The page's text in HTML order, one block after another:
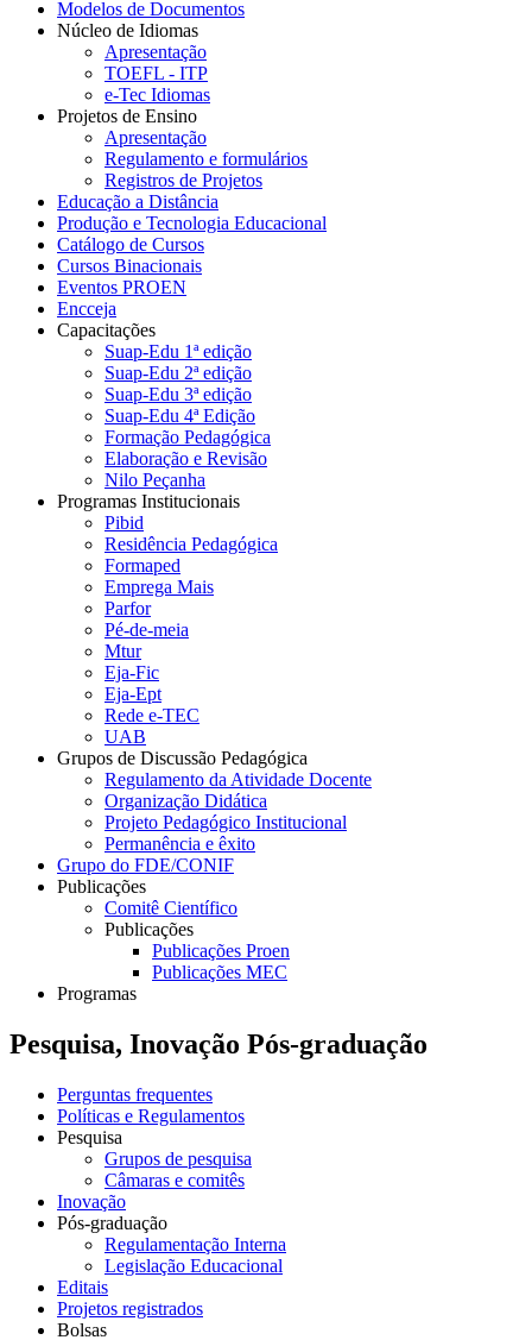
Modelos de Documentos
Núcleo de Idiomas
Apresentação
TOEFL - ITP
e-Tec Idiomas
Projetos de Ensino
Apresentação
Regulamento e formulários
Registros de Projetos
Educação a Distância
Produção e Tecnologia Educacional
Catálogo de Cursos
Cursos Binacionais
Eventos PROEN
Encceja
Capacitações
Suap-Edu 1ª edição
Suap-Edu 2ª edição
Suap-Edu 3ª edição
Suap-Edu 4ª Edição
Formação Pedagógica
Elaboração e Revisão
Nilo Peçanha
Programas Institucionais
Pibid
Residência Pedagógica
Formaped
Emprega Mais
Parfor
Pé-de-meia
Mtur
Eja-Fic
Eja-Ept
Rede e-TEC
UAB
Grupos de Discussão Pedagógica
Regulamento da Atividade Docente
Organização Didática
Projeto Pedagógico Institucional
Permanência e êxito
Grupo do FDE/CONIF
Publicações
Comitê Científico
Publicações
Publicações Proen
Publicações MEC
Programas
Pesquisa, Inovação Pós-graduação
Perguntas frequentes
Políticas e Regulamentos
Pesquisa
Grupos de pesquisa
Câmaras e comitês
Inovação
Pós-graduação
Regulamentação Interna
Legislação Educacional
Editais
Projetos registrados
Bolsas